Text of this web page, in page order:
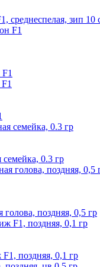
среднеспелая, зип 10
0.3 гр
поздняя, 0,5 гр
поздняя, 0,1 гр